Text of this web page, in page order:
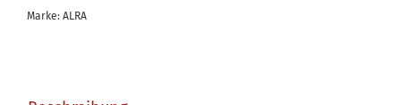
Menge
Marke: ALRA